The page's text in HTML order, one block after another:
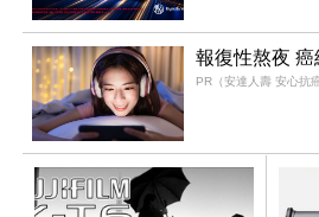
報復性熬夜
PR（安達人壽 安心抗癌